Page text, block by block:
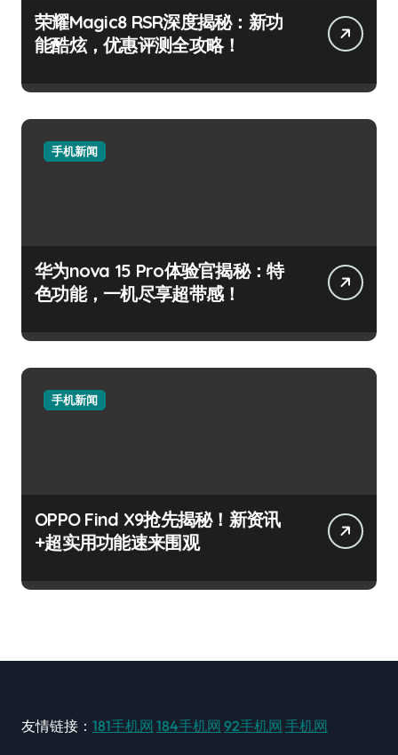
荣耀Magic8 RSR深度揭秘：新功
能酷炫，优惠评测全攻略！
手机新闻
华为nova 15 Pro体验官揭秘：特
色功能，一机尽享超带感！
手机新闻
OPPO Find X9抢先揭秘！新资讯
+超实用功能速来围观
友情链接： 181手机网 184手机网 92手机网 手机网